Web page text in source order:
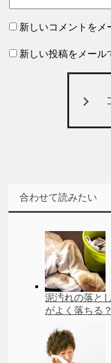
新しいコメントをメ
新しい投稿をメール
合わせて読みたい
泥汚れの落と
がよく落ちる？